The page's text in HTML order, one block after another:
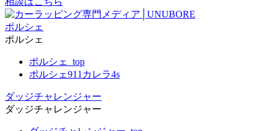
ポルシェ
ポルシェ
ポルシェ_top
ポルシェ911カレラ4s
ダッジチャレンジャー
ダッジチャレンジャー